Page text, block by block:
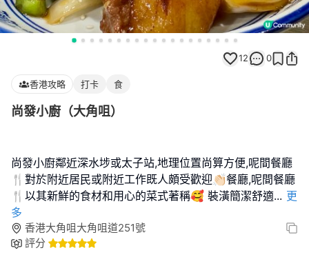
12 0
香港攻略 打卡 食
尚發小廚（大角咀）
尚發小廚鄰近深水埗或太子站,地理位置尚算方便,呢間餐廳
🍴對於附近居民或附近工作既人頗受歡迎👏🏻餐廳,呢間餐廳
🍴以其新鮮的食材和用心的菜式著稱🥰 裝潢簡潔舒適... 更
多
香港大角咀大角咀道251號
評分